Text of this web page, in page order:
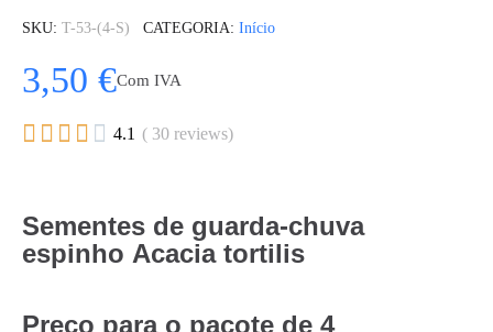
SKU T-53-(4-S) CATEGORIA Início
3,50 €Com IVA
     4.1 ( 30 reviews)
Sementes de guarda-chuva
espinho Acacia tortilis
Preço para o pacote de 4